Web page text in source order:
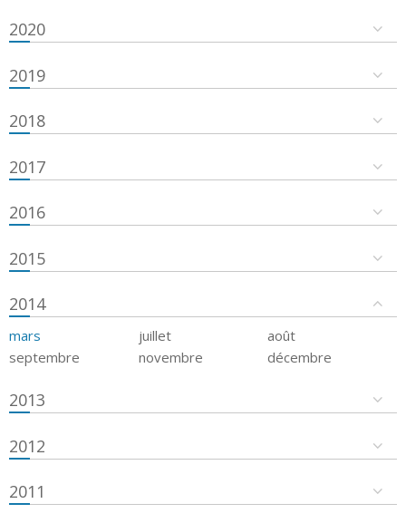
2020
2019
2018
2017
2016
2015
2014
mars juillet
août
septembre
novembre décembre
2013
2012
2011